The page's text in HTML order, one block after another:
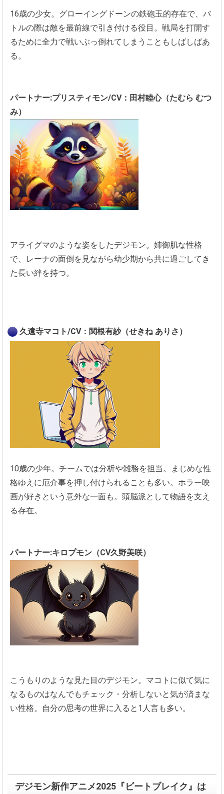
16歳の少女。グローイングドーンの鉄砲玉的存在で、バ
トルの際は敵を最前線で引き付ける役目。戦局を打開す
るために全力で戦いぶっ倒れてしまうこともしばしばあ
る。
パートナー:プリスティモン/CV：田村睦心（たむら むつ
み）
アライグマのような姿をしたデジモン。姉御肌な性格
で、レーナの面倒を見ながら幼少期から共に過ごしてき
た長い絆を持つ。
久遠寺マコト/CV：関根有紗（せきね ありさ）
10歳の少年。チームでは分析や雑務を担当。まじめな性
格ゆえに厄介事を押し付けられることも多い。ホラー映
画が好きという意外な一面も。頭脳派として物語を支え
る存在。
パートナー:キロプモン（CV久野美咲）
こうもりのような見た目のデジモン。マコトに似て気に
なるものはなんでもチェック・分析しないと気が済まな
い性格。自分の思考の世界に入ると1人言も多い。
デジモン新作アニメ2025『ビートブレイク』は